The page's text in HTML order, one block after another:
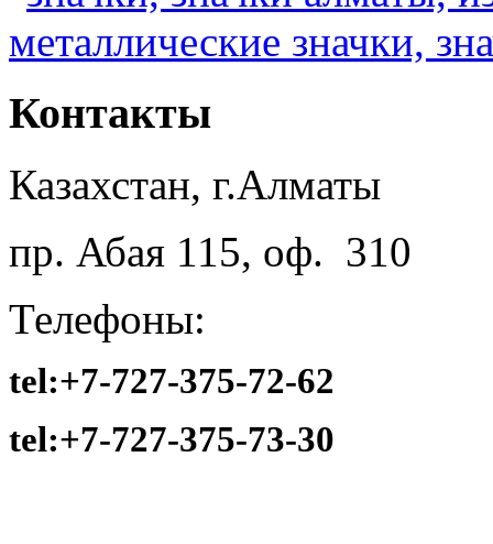
Контакты
Казахстан, г.Алматы
пр. Абая 115, оф. 310
Телефоны:
tel:+7-727-375-72-62
tel:+7-727-375-73-30